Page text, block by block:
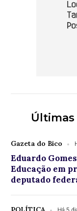
Gazeta do Bico
Eduardo
Educação em
deputado